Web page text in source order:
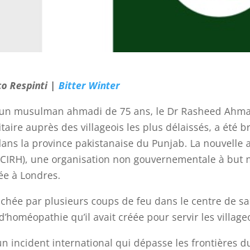
Respinti |Bitter Winter
musulman ahmadi de 75 ans, le Dr Rasheed
auprès des villageois les plus délaissés, a été
la province pakistanaise du Punjab. La
une organisation non gouvernementale à
à Londres.
par plusieurs coups de feu dans le centre de
qu’il avait créée pour servir les
incident international qui dépasse les frontières